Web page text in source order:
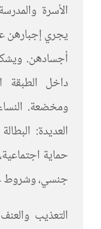
الأسرة
يجري إجبارهن
أجسادهن.
داخل الطبقة
ومخضعة.
العديدة:
حماية
جنسي، وشروط
التعذيب